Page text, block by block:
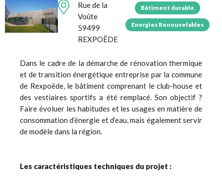
Rue de la
Voûte
59499
REXPOËDE
Bâtiment durable
Energies Renouvelables
Dans le cadre de la démarche de rénovation thermique
et de transition énergétique entreprise par la commune
de Rexpoëde, le bâtiment comprenant le club-house et
des vestiaires sportifs a été remplacé. Son objectif ?
Faire évoluer les habitudes et les usages en matière de
consommation d’énergie et d’eau, mais également servir
de modèle dans la région.
Les caractéristiques techniques du projet :